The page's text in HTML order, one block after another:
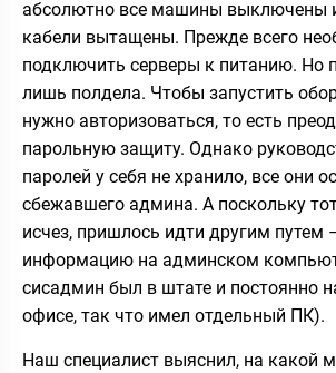
абсолютно все машины выключены
кабели вытащены. Прежде всего
подключить серверы к питанию. Но
лишь полдела. Чтобы запустить
нужно авторизоваться, то есть
парольную защиту. Однако
паролей у себя не хранило, все они
сбежавшего админа. А поскольку
исчез, пришлось идти другим путем
информацию на админском
сисадмин был в штате и постоянно
офисе, так что имел отдельный ПК).
Наш специалист выяснил, на какой